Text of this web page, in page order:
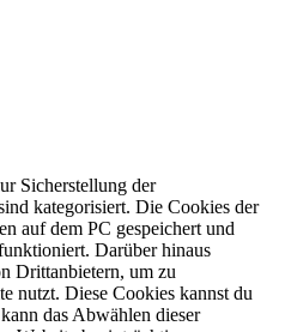
Sicherstellung der
kategorisiert. Die Cookies der
auf dem PC gespeichert und
Darüber hinaus
Drittanbietern, um zu
nutzt. Diese Cookies kannst du
das Abwählen dieser